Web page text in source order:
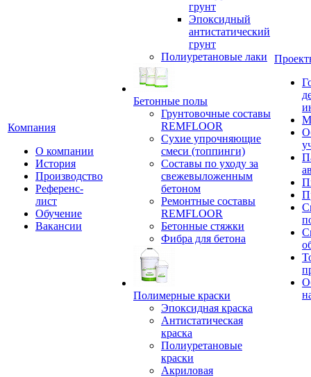
Компания
О компании
История
Производство
Референс-
лист
Обучение
Вакансии
грунт
Эпоксидный
антистатический
грунт
Полиуретановые лаки
Бетонные полы
Грунтовочные составы
REMFLOOR
Сухие упрочняющие
смеси (топпинги)
Составы по уходу за
свежевыложенным
бетоном
Ремонтные составы
REMFLOOR
Бетонные стяжки
Фибра для бетона
Полимерные краски
Эпоксидная краска
Антистатическая
краска
Полиуретановые
краски
Акриловая